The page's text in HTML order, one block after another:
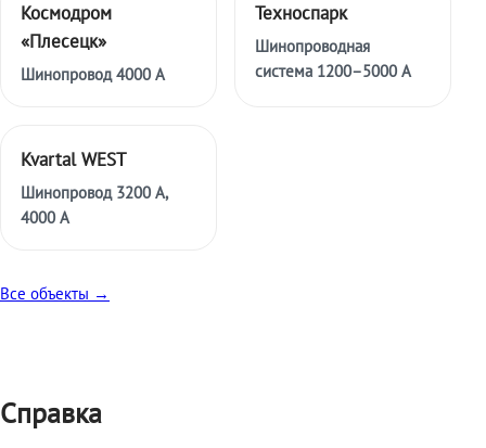
Космодром
«Плесецк»
Шинопровод 4000 А
Техноспарк
Шинопроводная
система 1200–5000 А
Kvartal WEST
Шинопровод 3200 А,
4000 А
Все объекты →
Справка